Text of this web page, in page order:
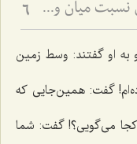
حقیقت وجود و مراتب آن - تبیین نسبت میان وجود بالصرافه و تعینات محدود 6
به او گفتند: وسط زمین
گفت: همین‌جایی که
می‌گویی؟! گفت: شما